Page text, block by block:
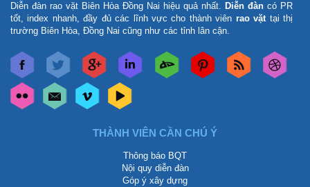
Diễn đàn rao vặt Biên Hòa Đồng Nai hiệu quả nhất. Diễn đàn có PR
tốt, index nhanh, đầy đủ các lĩnh vực cho thành viên rao vặttại thị
trường Biên Hòa, Đồng Nai cũng như các tỉnh lân cận.
THÀNH VIÊN CẦN CHÚ Ý
Thông báo BQT
Nội quy diễn đàn
Góp ý xây dựng